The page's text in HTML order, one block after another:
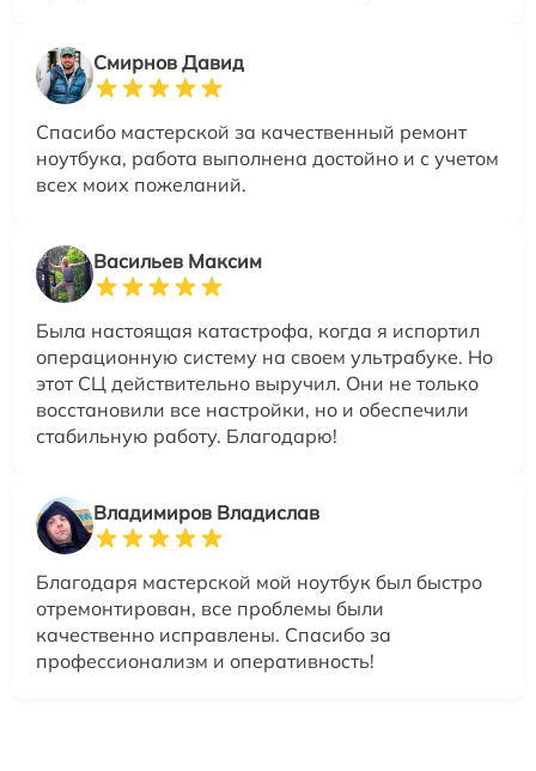
Смирнов Давид
Спасибо мастерской за качественный ремонт
ноутбука, работа выполнена достойно и с учетом
всех моих пожеланий.
Васильев Максим
Была настоящая катастрофа, когда я испортил
операционную систему на своем ультрабуке. Но
этот СЦ действительно выручил. Они не только
восстановили все настройки, но и обеспечили
стабильную работу. Благодарю!
Владимиров Владислав
Благодаря мастерской мой ноутбук был быстро
отремонтирован, все проблемы были
качественно исправлены. Спасибо за
профессионализм и оперативность!